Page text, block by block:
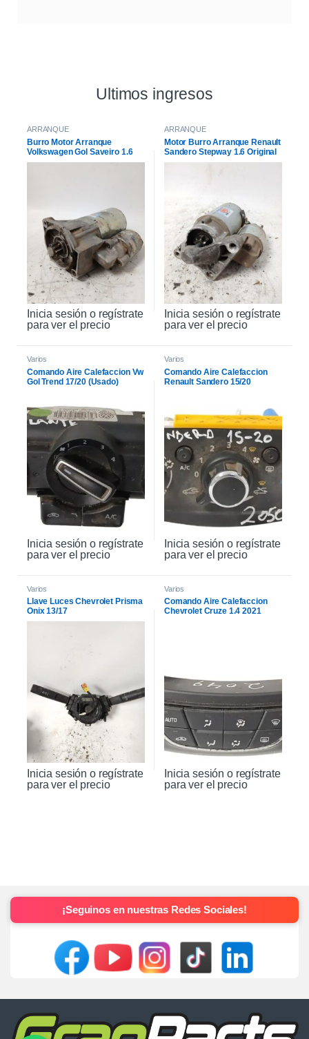
Ultimos ingresos
ARRANQUE
Burro Motor Arranque
Volkswagen Gol Saveiro 1.6
Inicia sesión o regístrate
para ver el precio
ARRANQUE
Motor Burro Arranque Renault
Sandero Stepway 1.6 Original
Inicia sesión o regístrate
para ver el precio
Varios
Comando Aire Calefaccion Vw
Gol Trend 17/20 (Usado)
Inicia sesión o regístrate
para ver el precio
Varios
Comando Aire Calefaccion
Renault Sandero 15/20
Inicia sesión o regístrate
para ver el precio
Varios
Llave Luces Chevrolet Prisma
Onix 13/17
Inicia sesión o regístrate
para ver el precio
Varios
Comando Aire Calefaccion
Chevrolet Cruze 1.4 2021
Inicia sesión o regístrate
para ver el precio
¡Seguinos en nuestras Redes Sociales!